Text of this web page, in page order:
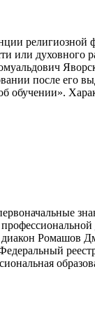
или духовного
после его
обучении».
диакон Ромашов